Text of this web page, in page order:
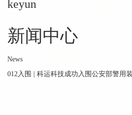
keyun
新闻中心
News
012入围 | 科运科技成功入围公安部警用